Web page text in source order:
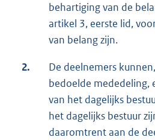
behartiging van de
artikel 3, eerste lid,
van belang zijn.
2.
De deelnemers
bedoelde mededeling,
van het dagelijks
het dagelijks bestuur
daaromtrent aan de